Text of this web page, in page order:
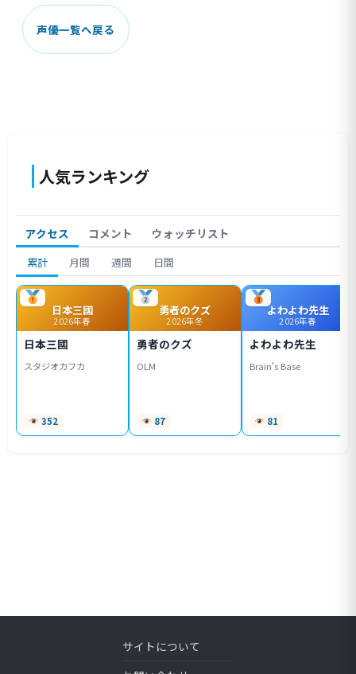
声優一覧へ戻る
人気ランキング
アクセス コメント ウォッチリスト
累計 月間 週間 日間
日本三國
2026年春
日本三國
スタジオカフカ
352
勇者のクズ
2026年冬
勇者のクズ
OLM
87
よわよわ先生
2026年春
よわよわ先生
Brain's Base
81
サイトについて